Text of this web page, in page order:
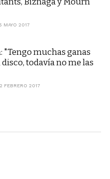
MAYO 2017
"Tengo muchas ganas
todavía no me las
FEBRERO 2017